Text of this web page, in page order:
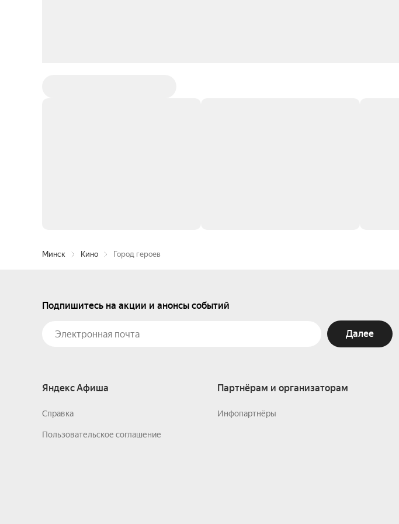
Минск Кино Город героев
Подпишитесь на акции и анонсы событий
Далее
Яндекс Афиша
Справка
Пользовательское соглашение
Партнёрам и организаторам
Инфопартнёры